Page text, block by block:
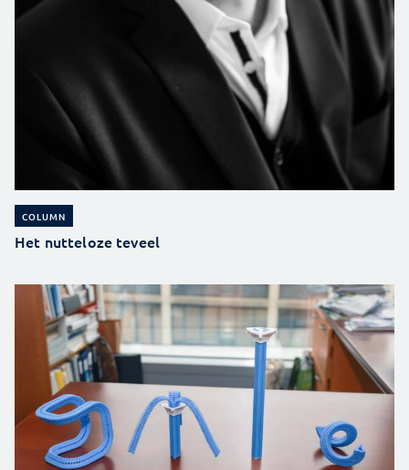
COLUMN
Het nutteloze teveel